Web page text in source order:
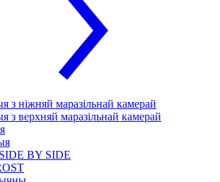
з ніжняй маразільнай камерай
з верхняй маразільнай камерай
BY SIDE